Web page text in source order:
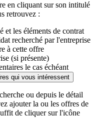
en cliquant sur son intitulé
retrouvez :
et les éléments de contrat
recherché par l'entreprise
à cette offre
(si présente)
le cas échéant
qui vous intéressent
ou depuis le détail
ajouter la ou les offres de
de cliquer sur l'icône